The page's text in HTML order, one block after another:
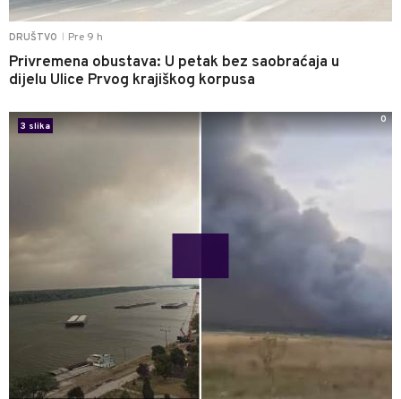
DRUŠTVO Pre 9 h
Privremena obustava: U petak bez saobraćaja u
dijelu Ulice Prvog krajiškog korpusa
3 slika
0